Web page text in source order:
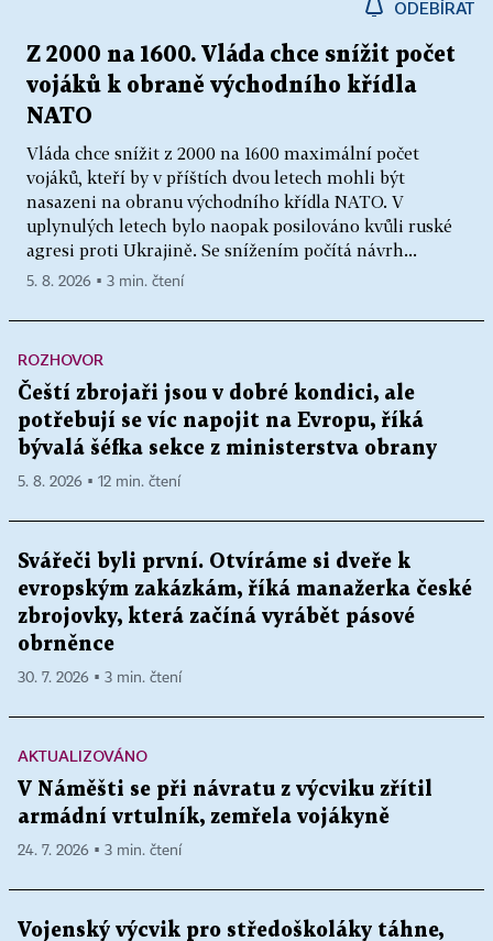
ODEBÍRAT
Z 2000 na 1600. Vláda chce snížit počet
vojáků k obraně východního křídla
NATO
Vláda chce snížit z 2000 na 1600 maximální počet
vojáků, kteří by v příštích dvou letech mohli být
nasazeni na obranu východního křídla NATO. V
uplynulých letech bylo naopak posilováno kvůli ruské
agresi proti Ukrajině. Se snížením počítá návrh...
5. 8. 2026 ▪ 3 min. čtení
ROZHOVOR
Čeští zbrojaři jsou v dobré kondici, ale
potřebují se víc napojit na Evropu, říká
bývalá šéfka sekce z ministerstva obrany
5. 8. 2026 ▪ 12 min. čtení
Svářeči byli první. Otvíráme si dveře k
evropským zakázkám, říká manažerka české
zbrojovky, která začíná vyrábět pásové
obrněnce
30. 7. 2026 ▪ 3 min. čtení
AKTUALIZOVÁNO
V Náměšti se při návratu z výcviku zřítil
armádní vrtulník, zemřela vojákyně
24. 7. 2026 ▪ 3 min. čtení
Vojenský výcvik pro středoškoláky táhne,